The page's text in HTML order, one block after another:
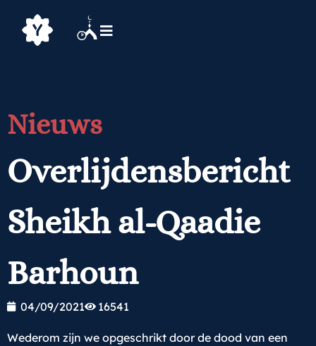
Nieuws
Overlijdensbericht
Sheikh al-Qaadie
Barhoun
04/09/2021 16541
Wederom zijn we opgeschrikt door de dood van een